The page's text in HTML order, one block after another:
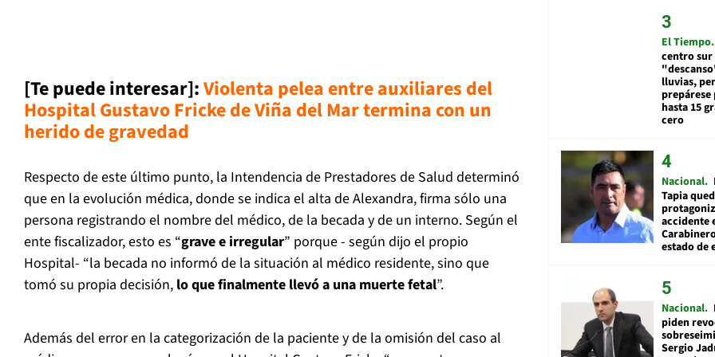
[Te puede interesar]:Violenta pelea entre auxiliares del
Hospital Gustavo Fricke de Viña del Mar termina con un
herido de gravedad
Respecto de este último punto, la Intendencia de Prestadores de Salud determinó
que en la evolución médica, donde se indica el alta de Alexandra, firma sólo una
persona registrando el nombre del médico, de la becada y de un interno. Según el
ente fiscalizador, esto es “grave e irregular” porque - según dijo el propio
Hospital- “la becada no informó de la situación al médico residente, sino que
tomó su propia decisión, lo que finalmente llevó a una muerte fetal”.
Además del error en la categorización de la paciente y de la omisión del caso al
El Tiempo
centro
lluvias,
hasta 15
cero
Nacional
Tapia
accidente
estado de
Nacional
piden
Sergio